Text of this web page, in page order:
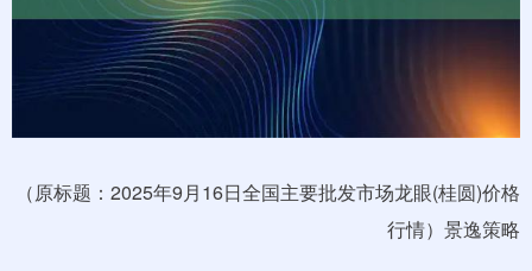
（原标题：2025年9月16日全国主要批发市场龙眼(桂圆)价格
行情）景逸策略